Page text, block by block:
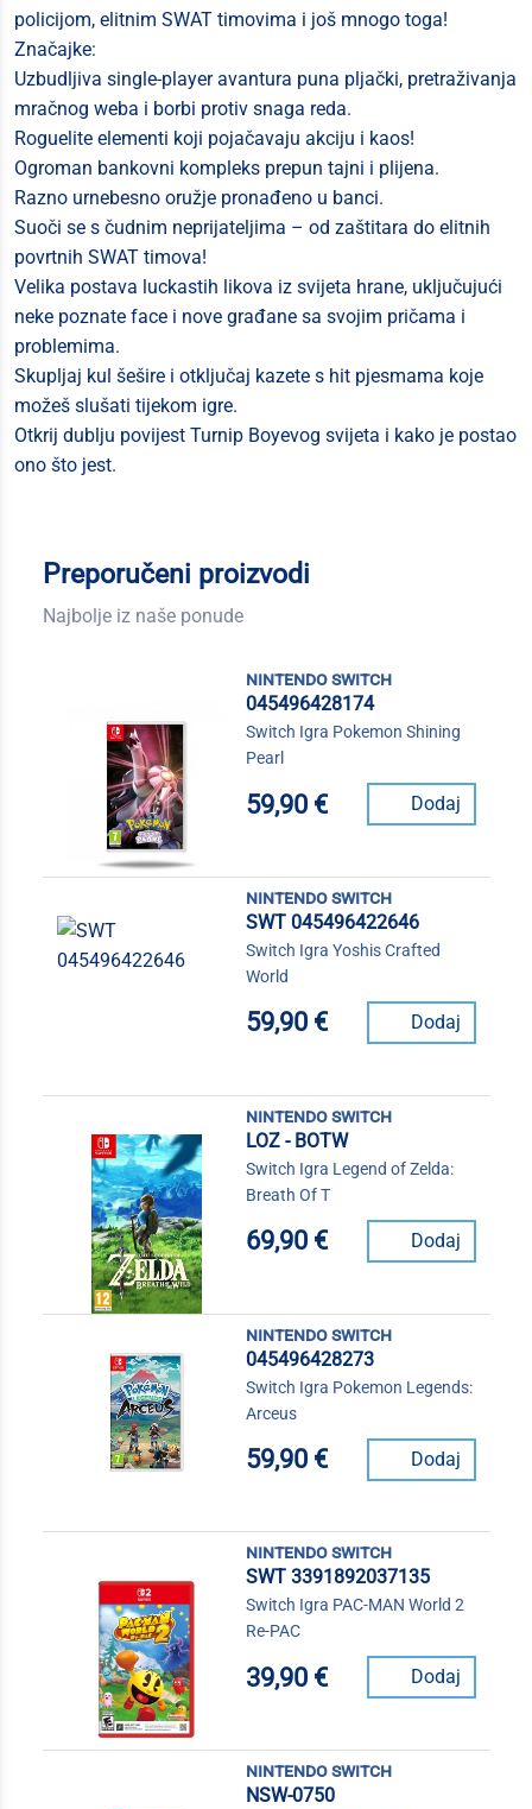
policijom, elitnim SWAT timovima i još mnogo toga!
Značajke:
Uzbudljiva single-player avantura puna pljački, pretraživanja
mračnog weba i borbi protiv snaga reda.
Roguelite elementi koji pojačavaju akciju i kaos!
Ogroman bankovni kompleks prepun tajni i plijena.
Razno urnebesno oružje pronađeno u banci.
Suoči se s čudnim neprijateljima – od zaštitara do elitnih
povrtnih SWAT timova!
Velika postava luckastih likova iz svijeta hrane, uključujući
neke poznate face i nove građane sa svojim pričama i
problemima.
Skupljaj kul šešire i otključaj kazete s hit pjesmama koje
možeš slušati tijekom igre.
Otkrij dublju povijest Turnip Boyevog svijeta i kako je postao
ono što jest.
Preporučeni proizvodi
Najbolje iz naše ponude
nintendo switch
045496428174
Switch Igra Pokemon Shining
Pearl
59,90 € Dodaj
nintendo switch
SWT 045496422646
Switch Igra Yoshis Crafted
World
59,90 € Dodaj
nintendo switch
LOZ - BOTW
Switch Igra Legend of Zelda:
Breath Of T
69,90 € Dodaj
nintendo switch
045496428273
Switch Igra Pokemon Legends:
Arceus
59,90 € Dodaj
nintendo switch
SWT 3391892037135
Switch Igra PAC-MAN World 2
Re-PAC
39,90 € Dodaj
nintendo switch
NSW-0750